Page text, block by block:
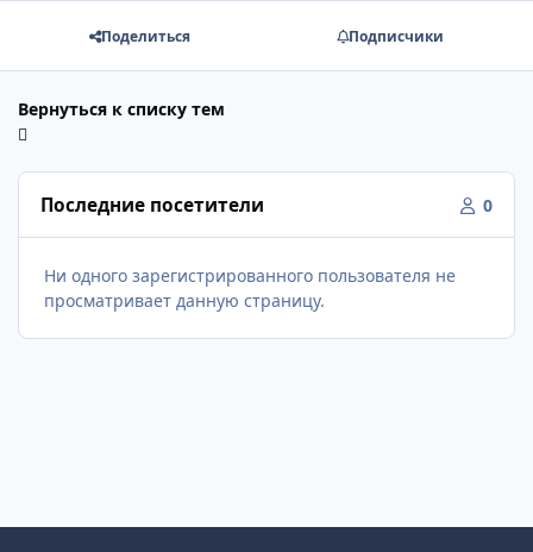
Поделиться Подписчики
Вернуться к списку тем
Последние посетители 0
Ни одного зарегистрированного пользователя не
просматривает данную страницу.